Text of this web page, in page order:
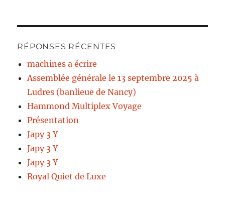
RÉPONSES RÉCENTES
machines a écrire
Assemblée générale le 13 septembre 2025 à
Ludres (banlieue de Nancy)
Hammond Multiplex Voyage
Présentation
Japy 3 Y
Japy 3 Y
Japy 3 Y
Royal Quiet de Luxe